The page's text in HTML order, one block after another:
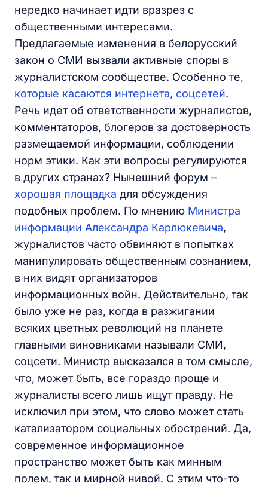
нередко начинает идти вразрез с
общественными интересами.
Предлагаемые изменения в белорусский
закон о СМИ вызвали активные споры в
журналистском сообществе. Особенно те,
которые касаются интернета, соцсетей.
Речь идет об ответственности журналистов,
комментаторов, блогеров за достоверность
размещаемой информации, соблюдении
норм этики. Как эти вопросы регулируются
в других странах? Нынешний форум –
хорошая площадка для обсуждения
подобных проблем. По мнению Министра
информации Александра Карлюкевича,
журналистов часто обвиняют в попытках
манипулировать общественным сознанием,
в них видят организаторов
информационных войн. Действительно, так
было уже не раз, когда в разжигании
всяких цветных революций на планете
главными виновниками называли СМИ,
соцсети. Министр высказался в том смысле,
что, может быть, все гораздо проще и
журналисты всего лишь ищут правду. Не
исключил при этом, что слово может стать
катализатором социальных обострений. Да,
современное информационное
пространство может быть как минным
полем, так и мирной нивой. С этим что-то